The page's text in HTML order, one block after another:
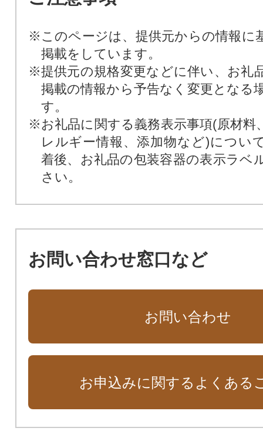
※このページは、提供元からの情報に
掲載をしています。
※提供元の規格変更などに伴い、お礼
掲載の情報から予告なく変更となる
す。
※お礼品に関する義務表示事項(原材料
レルギー情報、添加物など)につい
着後、お礼品の包装容器の表示ラベ
さい。
お問い合わせ窓口など
お問い合わせ
お申込みに関するよくある